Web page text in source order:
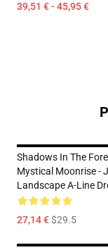
39,51 € - 45,95 €
Shadows In The
Mystical Moonrise -
Landscape A-Line
27,14 €$29.5